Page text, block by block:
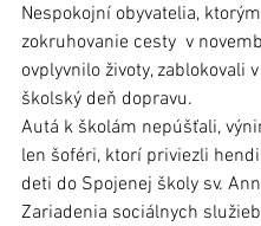
Nespokojní obyvatelia, ktorým
zokruhovanie cesty  v
ovplyvnilo životy, zablokovali
školský deň dopravu.
Autá k školám nepúšťali,
len šoféri, ktorí priviezli
deti do Spojenej školy sv.
Zariadenia sociálnych